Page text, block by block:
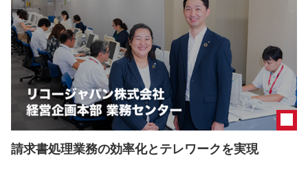
請求書処理業務の効率化とテレワークを実現